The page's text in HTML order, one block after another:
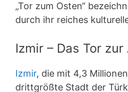
„Tor zum Osten“
durch ihr reiches
Izmir – Das Tor zur
Izmir, die mit 4,3
drittgrößte Stadt der